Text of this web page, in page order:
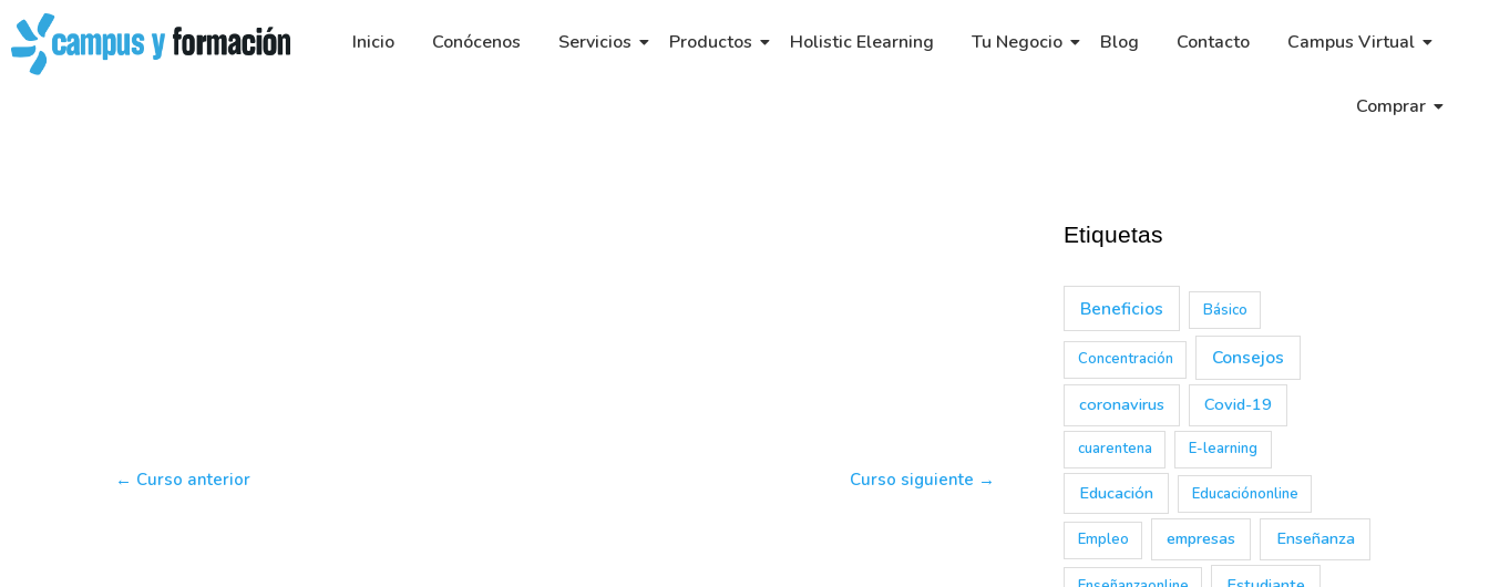
contenido
Inicio Conócenos Servicios Productos Holistic Elearning Tu Negocio Blog Contacto Campus Virtual
Comprar
← Curso anterior Curso siguiente →
Etiquetas
Beneficios Básico
Concentración Consejos
coronavirus Covid-19
cuarentena E-learning
Educación Educaciónonline
Empleo empresas Enseñanza